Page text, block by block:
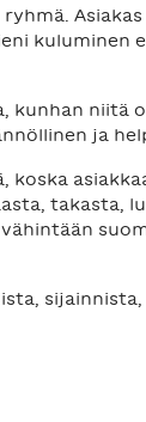
kuluminen
kunhan niitä
ja
koska
takasta,